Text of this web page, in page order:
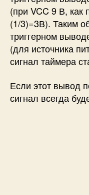
(при VCC 9 В, как
(1/3)=3В). Таким
триггерном
(для источника
сигнал таймера
Если этот вывод
сигнал всегда